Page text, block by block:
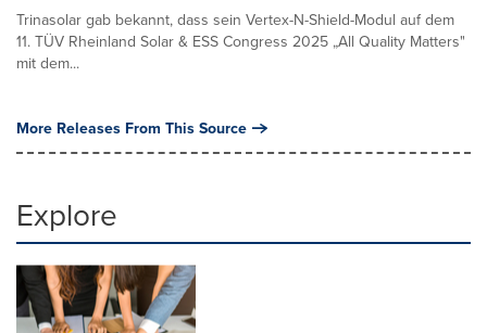
Trinasolar gab bekannt, dass sein Vertex-N-Shield-Modul auf dem
11. TÜV Rheinland Solar & ESS Congress 2025 „All Quality Matters"
mit dem...
More Releases From This Source
Explore